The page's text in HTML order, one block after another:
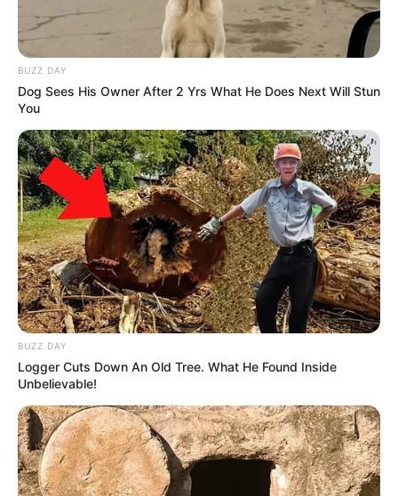
BUZZ DAY
Dog Sees His Owner After 2 Yrs What He Does Next Will Stun
You
BUZZ DAY
Logger Cuts Down An Old Tree. What He Found Inside
Unbelievable!